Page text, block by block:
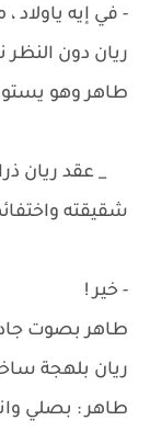
- في إيه ياولاد ،
ريان دون النظر
طاهر وهو
_ عقد ريان
شقيقته
- خير !
طاهر بصوت
ريان بلهجة
طاهر : بصلي